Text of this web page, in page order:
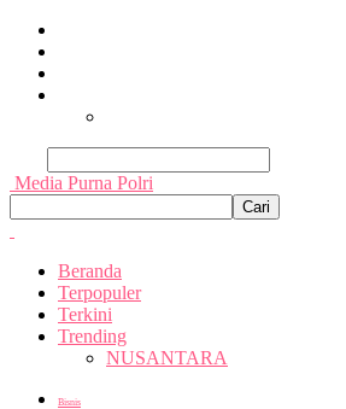
Media Purna Polri
Beranda
Terpopuler
Terkini
Trending
NUSANTARA
Bisnis